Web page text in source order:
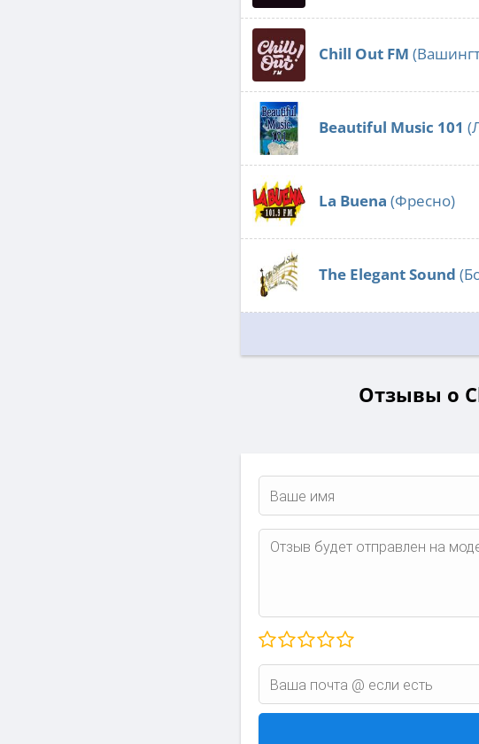
Chill Out FM
Beautiful Music 101
La Buena (Фресно)
The Elegant Sound
Отзывы о